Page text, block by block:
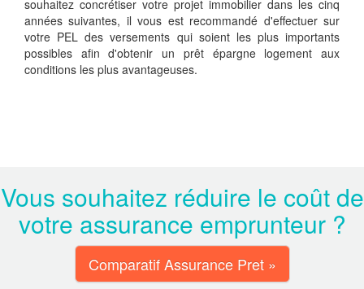
souhaitez concrétiser votre projet immobilier dans les cinq
années suivantes, il vous est recommandé d'effectuer sur
votre PEL des versements qui soient les plus importants
possibles afin d'obtenir un prêt épargne logement aux
conditions les plus avantageuses.
Vous souhaitez réduire le coût de
votre assurance emprunteur ?
Comparatif Assurance Pret »